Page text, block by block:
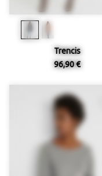
Trencis
96,90 €